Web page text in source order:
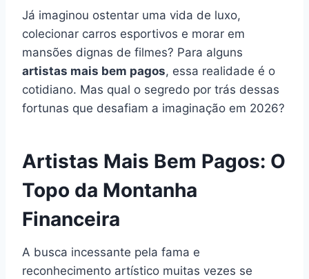
Já imaginou ostentar uma vida de luxo,
colecionar carros esportivos e morar em
mansões dignas de filmes? Para alguns
artistas mais bem pagos, essa realidade é o
cotidiano. Mas qual o segredo por trás dessas
fortunas que desafiam a imaginação em 2026?
Artistas Mais Bem Pagos: O
Topo da Montanha
Financeira
A busca incessante pela fama e
reconhecimento artístico muitas vezes se